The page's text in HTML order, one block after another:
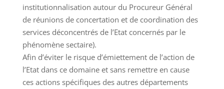
institutionnalisation autour du Procureur Général
de réunions de concertation et de coordination des
services déconcentrés de l’Etat concernés par le
phénomène sectaire).
Afin d’éviter le risque d’émiettement de l’action de
l’Etat dans ce domaine et sans remettre en cause
ces actions spécifiques des autres départements